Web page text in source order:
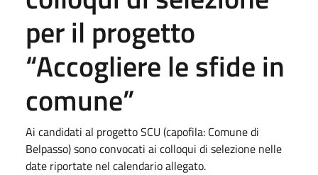
per il progetto
“Accogliere le sfide in
comune”
Ai candidati al progetto SCU (capofila: Comune di
Belpasso) sono convocati ai colloqui di selezione nelle
date riportate nel calendario allegato.